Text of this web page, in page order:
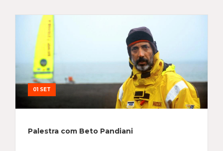
01 SET
Palestra com Beto Pandiani